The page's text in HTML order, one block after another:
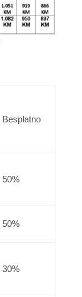
Besplatno
50%
50%
30%